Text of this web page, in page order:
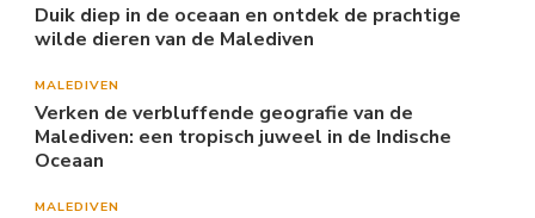
Duik diep in de oceaan en ontdek de prachtige
wilde dieren van de Malediven
MALEDIVEN
Verken de verbluffende geografie van de
Malediven: een tropisch juweel in de Indische
Oceaan
MALEDIVEN